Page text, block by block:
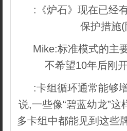
:《炉石》现在已经
保护措施
Mike:标准模式的主
不希望10年后刚
:卡组循环通常能够
说,一些像“碧蓝幼龙”
多卡组中都能见到这些